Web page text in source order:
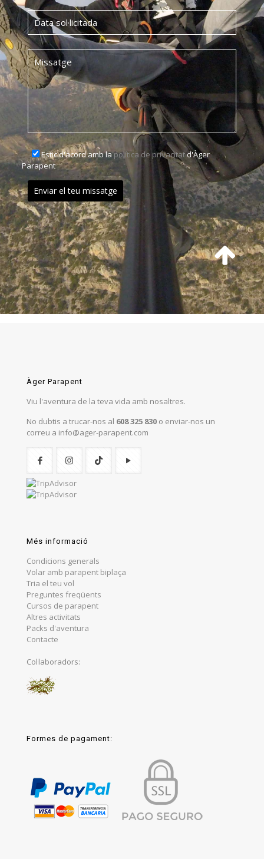
Estic d'acord amb lapolítica de privacitatd'Àger
Parapent
Àger Parapent
Viu l'aventura de la teva vida amb nosaltres.
No dubtis a trucar-nos al 608 325 830 o enviar-nos un
correu a info@ager-parapent.com
Més informació
Condicions generals
Volar amb parapent biplaça
Tria el teu vol
Preguntes freqüents
Cursos de parapent
Altres activitats
Packs d'aventura
Contacte
Col·laboradors:
Formes de pagament: